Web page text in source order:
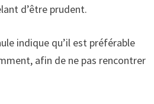
d’être prudent.
indique qu’il est préférable
afin de ne pas rencontrer